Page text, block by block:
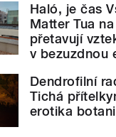
Haló, je čas
Matter Tua
přetavují
v bezuzdnou
Dendrofilní
Tichá
erotika